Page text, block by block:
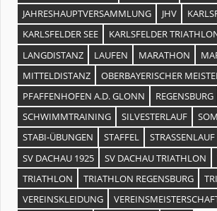
JAHRESHAUPTVERSAMMLUNG
JHV
KARLSFELDER SEE
KARLSFELDER
LANGDISTANZ
LAUFEN MARATHON
MITTELDISTANZ
OBERBAYERISCHER
PFAFFENHOFEN A.D. GLONN
REGENSBURG
SCHWIMMTRAINING
SILVESTERLAUF
STABI-ÜBUNGEN
STAFFEL
STRASSENLAUF
SV DACHAU 1925
SV DACHAU TRIATHLON
TRIATHLON
TRIATHLON REGENSBURG
VEREINSKLEIDUNG